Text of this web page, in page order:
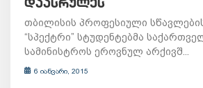
თბილისის პროფესიული
“სპექტრი” სტუდენტებმა
სამინისტროს ეროვნულ არქივშ...
6 იანვარი, 2015